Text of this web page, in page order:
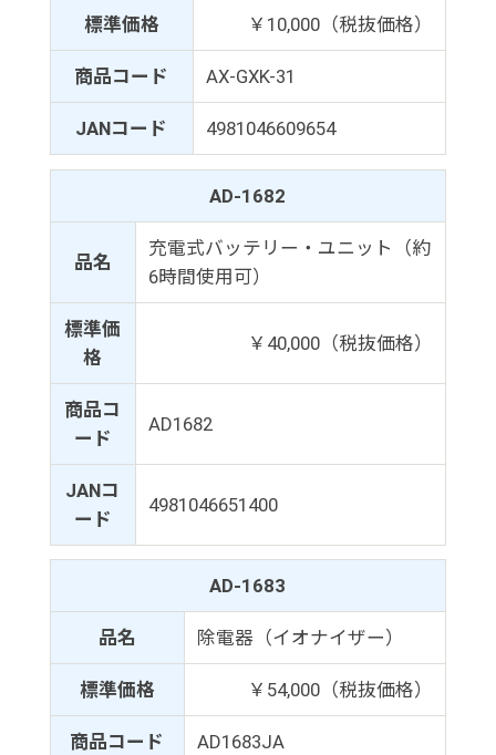
標準価格 ￥10,000（税抜価格）
商品コード AX-GXK-31
JANコード 4981046609654
AD-1682
品名
充電式バッテリー・ユニット（約
6時間使用可）
標準価
格
￥40,000（税抜価格）
商品コ
ード
AD1682
JANコ
ード
4981046651400
AD-1683
品名 除電器（イオナイザー）
標準価格 ￥54,000（税抜価格）
商品コード AD1683JA